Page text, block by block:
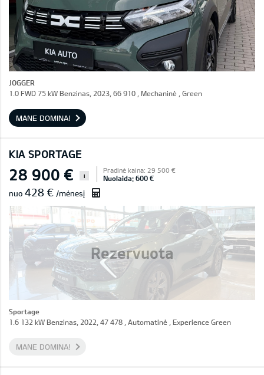
JOGGER
1.0 FWD 75 kW Benzinas, 2023, 66 910 , Mechaninė , Green
MANE DOMINA!
KIA SPORTAGE
Rezervuota
28 900 € i
Pradinė kaina: 29 500 €
Nuolaida: 600 €
nuo 428 € /mėnesį
Sportage
1.6 132 kW Benzinas, 2022, 47 478 , Automatinė , Experience Green
MANE DOMINA!